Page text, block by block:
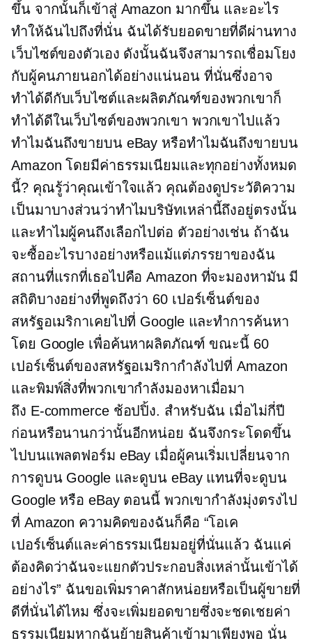
ขึ้น จากนั้นก็เข้าสู่ Amazon มากขึ้น และอะไร
ทำให้ฉันไปถึงที่นั่น ฉันได้รับยอดขายที่ดีผ่านทาง
เว็บไซต์ของตัวเอง ดังนั้นฉันจึงสามารถเชื่อมโยง
กับผู้คนภายนอกได้อย่างแน่นอน ที่นั่นซึ่งอาจ
ทำได้ดีกับเว็บไซต์และผลิตภัณฑ์ของพวกเขาก็
ทำได้ดีในเว็บไซต์ของพวกเขา พวกเขาไปแล้ว
ทำไมฉันถึงขายบน eBay หรือทำไมฉันถึงขายบน
Amazon โดยมีค่าธรรมเนียมและทุกอย่างทั้งหมด
นี้? คุณรู้ว่าคุณเข้าใจแล้ว คุณต้องดูประวัติความ
เป็นมาบางส่วนว่าทำไมบริษัทเหล่านี้ถึงอยู่ตรงนั้น
และทำไมผู้คนถึงเลือกไปต่อ ตัวอย่างเช่น ถ้าฉัน
จะซื้ออะไรบางอย่างหรือแม้แต่ภรรยาของฉัน
สถานที่แรกที่เธอไปคือ Amazon ที่จะมองหามัน มี
สถิติบางอย่างที่พูดถึงว่า 60 เปอร์เซ็นต์ของ
สหรัฐอเมริกาเคยไปที่ Google และทำการค้นหา
โดย Google เพื่อค้นหาผลิตภัณฑ์ ขณะนี้ 60
เปอร์เซ็นต์ของสหรัฐอเมริกากำลังไปที่ Amazon
และพิมพ์สิ่งที่พวกเขากำลังมองหาเมื่อมา
ถึง E-commerceช้อปปิ้ง. สำหรับฉัน เมื่อไม่กี่ปี
ก่อนหรือนานกว่านั้นอีกหน่อย ฉันจึงกระโดดขึ้น
ไปบนแพลตฟอร์ม eBay เมื่อผู้คนเริ่มเปลี่ยนจาก
การดูบน Google และดูบน eBay แทนที่จะดูบน
Google หรือ eBay ตอนนี้ พวกเขากำลังมุ่งตรงไป
ที่ Amazon ความคิดของฉันก็คือ “โอเค
เปอร์เซ็นต์และค่าธรรมเนียมอยู่ที่นั่นแล้ว ฉันแค่
ต้องคิดว่าฉันจะแยกตัวประกอบสิ่งเหล่านั้นเข้าได้
อย่างไร” ฉันขอเพิ่มราคาสักหน่อยหรือเป็นผู้ขายที่
ดีที่นั่นได้ไหม ซึ่งจะเพิ่มยอดขายซึ่งจะชดเชยค่า
ธรรมเนียมหากฉันย้ายสินค้าเข้ามาเพียงพอ นั่น